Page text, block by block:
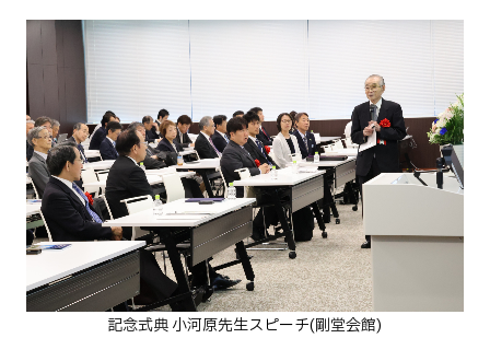
記念式典小河原先生スピーチ(剛堂会館)